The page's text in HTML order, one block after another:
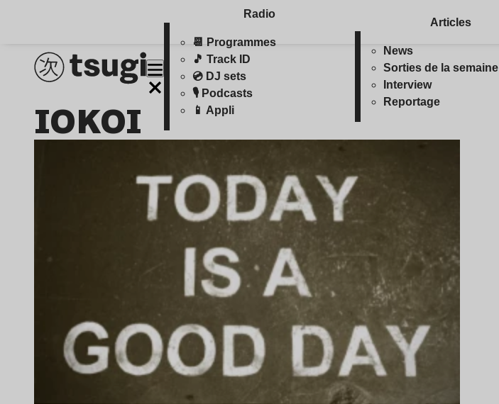
Radio
📆 Programmes
🎵 Track ID
💿 DJ sets
🎙️ Podcasts
📱 Appli
Articles
News
Sorties de la semaine
Interview
Reportage
IOKOI